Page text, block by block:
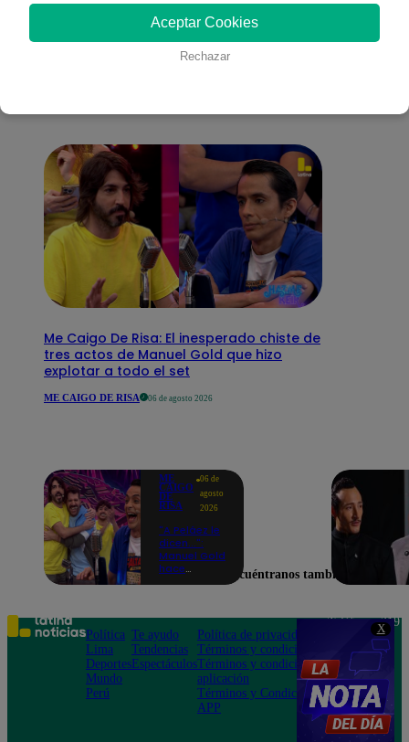
X
También te puede
Me Caigo De Risa: El inesperado chiste de
tres actos de Manuel Gold que hizo
explotar a todo el set
ME CAIGO DE RISA 06 de agosto 2026
ME
CAIGO
DE
RISA
06 de
agosto
2026
"A Peláez le
dicen...":
Manuel Gold
hace
de contar el
chiste
Aceptar Cookies
Rechazar
Encuéntranos también en
Política
Lima
Deportes
Mundo
Perú
Te ayudo
Tendencias
Espectáculos
Política de privacidad
Términos y condiciones
Términos y condiciones
aplicación
Términos y Condiciones
APP
Teléfono: 219
Av. San
Felipe 968
Jesús María